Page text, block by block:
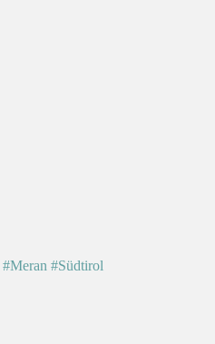
#Meran #Südtirol